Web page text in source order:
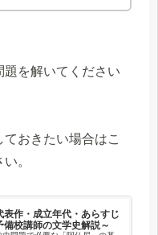
を解いてください
ておきたい場合はこ
。
表作・成立年代・あらすじ
備校講師の文学史解説～